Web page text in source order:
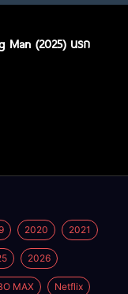
Man (2025) นรก
2020 2021
2026
MAX Netflix